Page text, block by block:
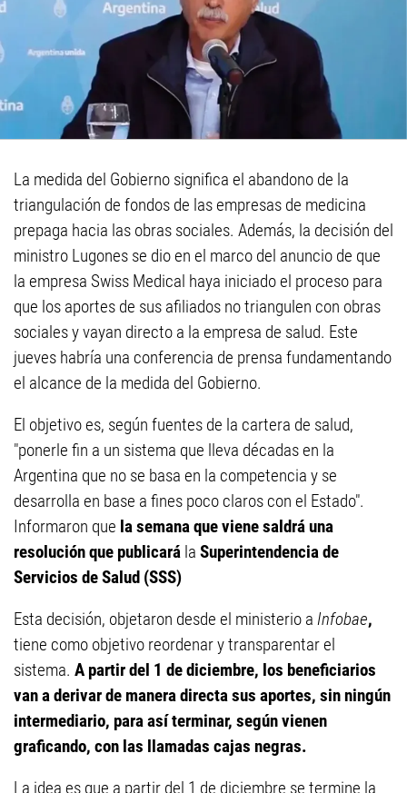
La medida del Gobierno significa el abandono de la
triangulación de fondos de las empresas de medicina
prepaga hacia las obras sociales. Además, la decisión del
ministro Lugones se dio en el marco del anuncio de que
la empresa Swiss Medical haya iniciado el proceso para
que los aportes de sus afiliados no triangulen con obras
sociales y vayan directo a la empresa de salud. Este
jueves habría una conferencia de prensa fundamentando
el alcance de la medida del Gobierno.
El objetivo es, según fuentes de la cartera de salud,
"ponerle fin a un sistema que lleva décadas en la
Argentina que no se basa en la competencia y se
desarrolla en base a fines poco claros con el Estado".
Informaron que la semana que viene saldrá una
resolución que publicará la Superintendencia de
Servicios de Salud (SSS)
Esta decisión, objetaron desde el ministerio a Infobae,
tiene como objetivo reordenar y transparentar el
sistema. A partir del 1 de diciembre, los beneficiarios
van a derivar de manera directa sus aportes, sin ningún
intermediario, para así terminar, según vienen
graficando, con las llamadas cajas negras.
La idea es que a partir del 1 de diciembre se termine la